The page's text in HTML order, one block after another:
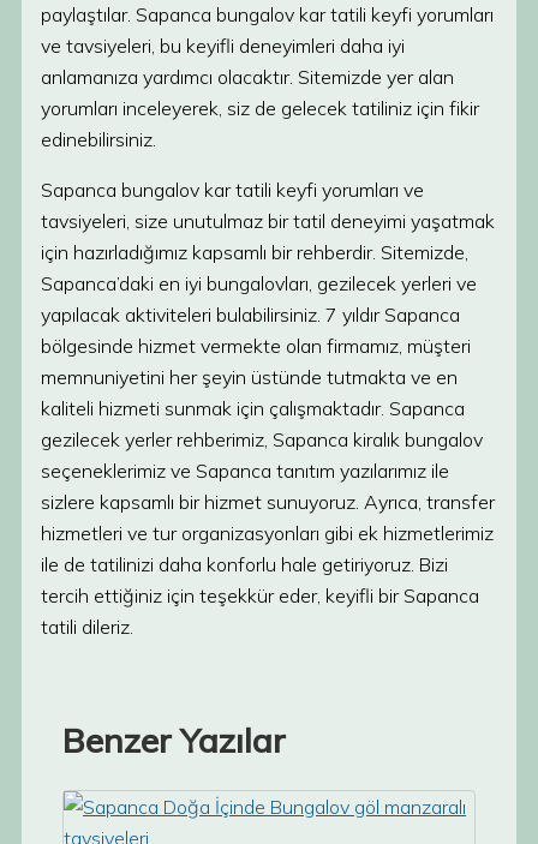
paylaştılar. Sapanca bungalov kar tatili keyfi yorumları
ve tavsiyeleri, bu keyifli deneyimleri daha iyi
anlamanıza yardımcı olacaktır. Sitemizde yer alan
yorumları inceleyerek, siz de gelecek tatiliniz için fikir
edinebilirsiniz.
Sapanca bungalov kar tatili keyfi yorumları ve
tavsiyeleri, size unutulmaz bir tatil deneyimi yaşatmak
için hazırladığımız kapsamlı bir rehberdir. Sitemizde,
Sapanca’daki en iyi bungalovları, gezilecek yerleri ve
yapılacak aktiviteleri bulabilirsiniz. 7 yıldır Sapanca
bölgesinde hizmet vermekte olan firmamız, müşteri
memnuniyetini her şeyin üstünde tutmakta ve en
kaliteli hizmeti sunmak için çalışmaktadır. Sapanca
gezilecek yerler rehberimiz, Sapanca kiralık bungalov
seçeneklerimiz ve Sapanca tanıtım yazılarımız ile
sizlere kapsamlı bir hizmet sunuyoruz. Ayrıca, transfer
hizmetleri ve tur organizasyonları gibi ek hizmetlerimiz
ile de tatilinizi daha konforlu hale getiriyoruz. Bizi
tercih ettiğiniz için teşekkür eder, keyifli bir Sapanca
tatili dileriz.
Benzer Yazılar